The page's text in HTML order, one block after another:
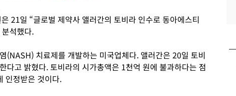
21일 “글로벌 제약사 앨러간의 토비라 인수로 동아에스티
석했다.
(NASH) 치료제를 개발하는 미국업체다. 앨러간은 20일 토비
다고 밝혔다. 토비라의 시가총액은 1천억 원에 불과하다는 점
인정받은 것이다.